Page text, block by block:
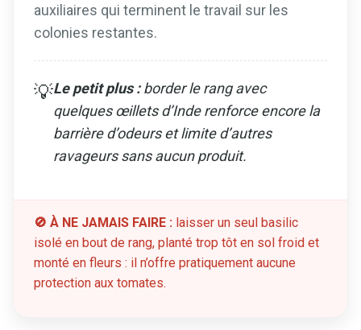
auxiliaires qui terminent le travail sur les
colonies restantes.
💡Le petit plus :border le rang avec
quelques œillets d’Inde renforce encore la
barrière d’odeurs et limite d’autres
ravageurs sans aucun produit.
🚫 À NE JAMAIS FAIRE : laisser un seul basilic
isolé en bout de rang, planté trop tôt en sol froid et
monté en fleurs : il n’offre pratiquement aucune
protection aux tomates.